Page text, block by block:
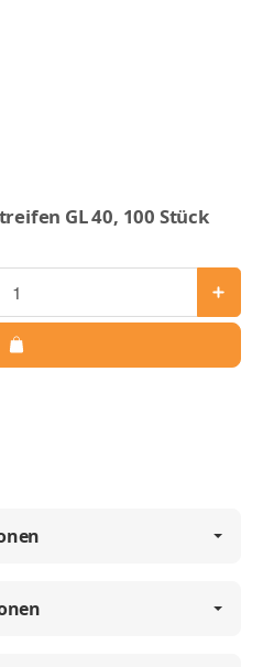
GL 40, 100 Stück